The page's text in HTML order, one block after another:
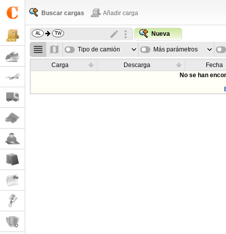
Buscar cargas Añadir carga
Nueva
Tipo de camión Más parámetros
Carga Descarga
Fecha
No se han